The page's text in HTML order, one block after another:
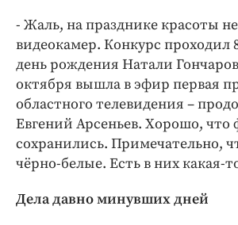
- Жаль, на празднике красоты
видеокамер. Конкурс проходил
день рождения Натали
октября вышла в эфир первая
областного телевидения –
Евгений Арсеньев. Хорошо, что
сохранились. Примечательно,
чёрно-белые. Есть в них какая-
Дела давно минувших дней